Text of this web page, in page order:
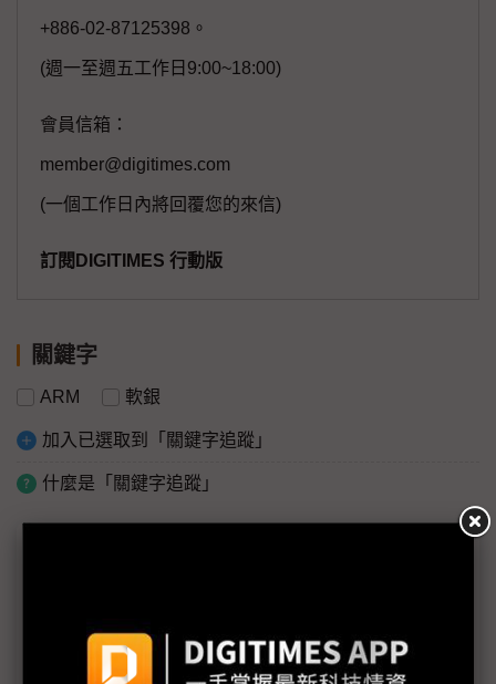
+886-02-87125398。
(週一至週五工作日9:00~18:00)
會員信箱：
member@digitimes.com
(一個工作日內將回覆您的來信)
訂閱DIGITIMES 行動版
關鍵字
ARM 軟銀
加入已選取到「關鍵字追蹤」
什麼是「關鍵字追蹤」
質經營綜效